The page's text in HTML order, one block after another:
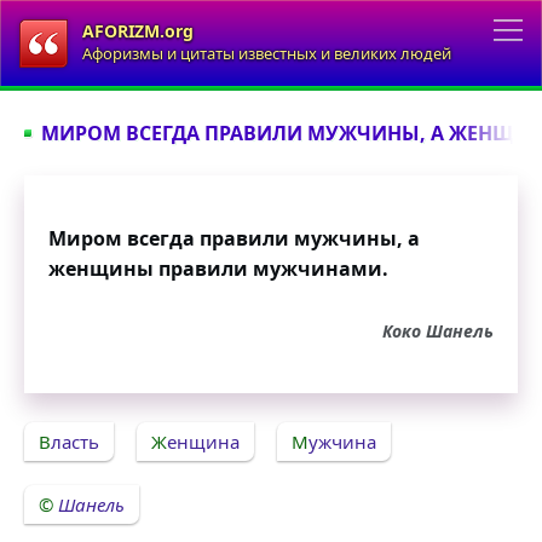
AFORIZM.org
Афоризмы и цитаты известных и великих людей
МИРОМ ВСЕГДА ПРАВИЛИ МУЖЧИНЫ, А
Миром всегда правили мужчины, а
женщины правили мужчинами.
Коко Шанель
Власть Женщина Мужчина
Шанель